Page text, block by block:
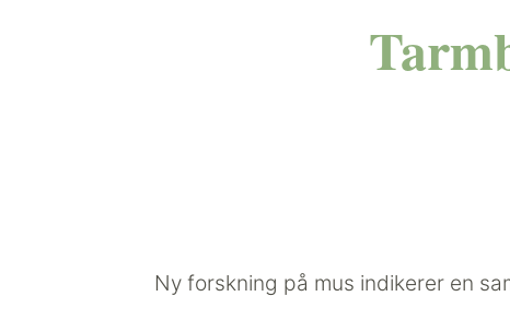
Ny forskning på mus indikerer en